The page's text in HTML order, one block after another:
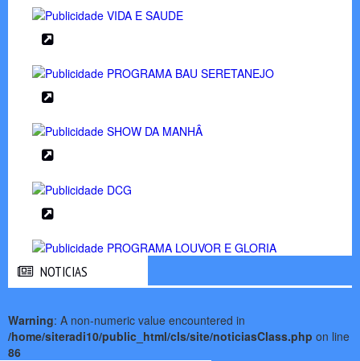
NOTICIAS
Warning: A non-numeric value encountered in
/home/siteradi10/public_html/cls/site/noticiasClass.php on line
86